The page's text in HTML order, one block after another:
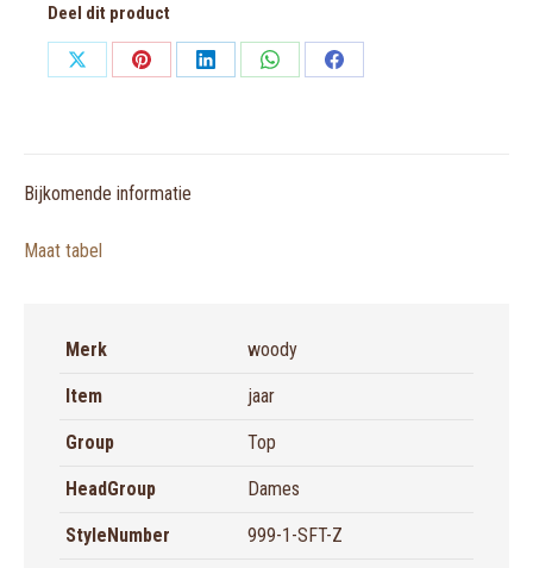
grijs/wit
gestreept
Deel dit product
Share
Share
Share
Share
Share
Bijkomende informatie
Maat tabel
Merk woody
Item jaar
Group Top
HeadGroup Dames
StyleNumber 999-1-SFT-Z